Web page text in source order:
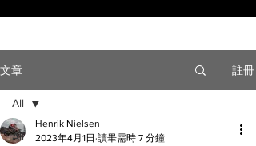
文章 註冊
All
All
Henrik Nielsen
2023年4月1日 讀畢需時 7 分鐘